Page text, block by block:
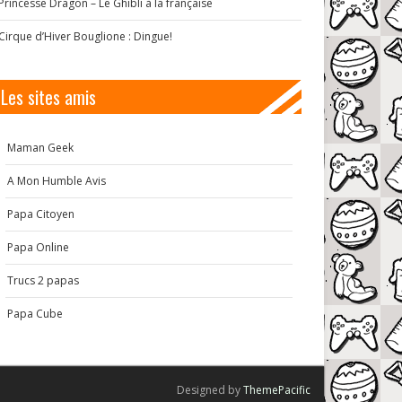
Dragon – Le Ghibli à la française
d’Hiver Bouglione : Dingue!
Les sites amis
Maman Geek
A Mon Humble Avis
Papa Citoyen
Papa Online
Trucs 2 papas
Papa Cube
Designed byThemePacific